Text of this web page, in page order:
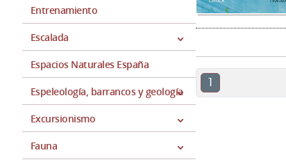
Entrenamiento
Escalada
Espacios Naturales España
Espeleología, barrancos y geología
Excursionismo
Fauna
1